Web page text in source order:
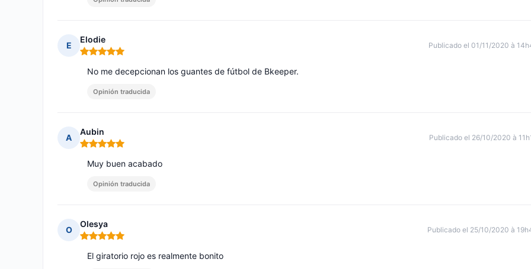
E
Elodie
Nota: 5 de 5
Publicado el 01/11/2020 à
No me decepcionan los guantes de fútbol de Bkeeper.
Opinión traducida
A
Aubin
Nota: 5 de 5
Publicado el 26/10/2020 à
Muy buen acabado
Opinión traducida
O
Olesya
Nota: 5 de 5
Publicado el 25/10/2020 à
El giratorio rojo es realmente bonito